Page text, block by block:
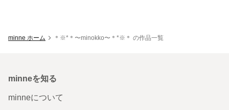
minne ホーム ＊※*＊〜minokko〜＊*※＊ の作品一覧
minneを知る
minneについて